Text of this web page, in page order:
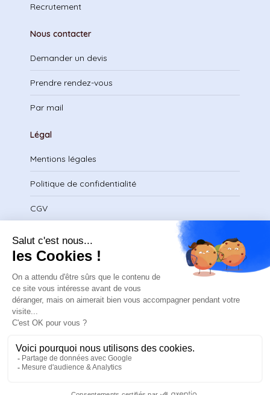
Recrutement
Nous contacter
Demander un devis
Prendre rendez-vous
Par mail
Légal
Mentions légales
Politique de confidentialité
CGV
Télécharger le certificat